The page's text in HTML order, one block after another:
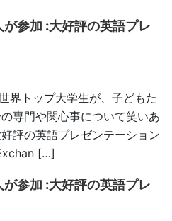
参加 :大好評の英語プレ
界トップ大学生が、子どもた
専門や関心事について笑いあ
評の英語プレゼンテーション
[…]
参加 :大好評の英語プレ